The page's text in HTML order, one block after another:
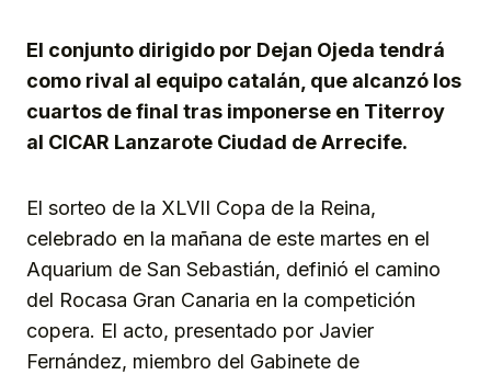
El conjunto dirigido por Dejan Ojeda tendrá
como rival al equipo catalán, que alcanzó los
cuartos de final tras imponerse en Titerroy
al CICAR Lanzarote Ciudad de Arrecife.
El sorteo de la XLVII Copa de la Reina,
celebrado en la mañana de este martes en el
Aquarium de San Sebastián, definió el camino
del Rocasa Gran Canaria en la competición
copera. El acto, presentado por Javier
Fernández, miembro del Gabinete de